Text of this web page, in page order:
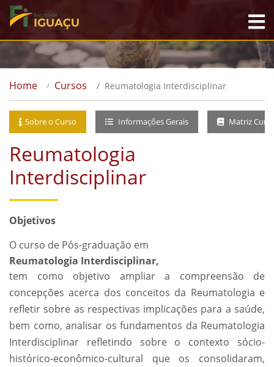
Home Cursos Reumatologia Interdisciplinar
Sobre o Curso Informações Gerais Matriz
Reumatologia
Interdisciplinar
Objetivos
O curso de Pós-graduação em
Reumatologia Interdisciplinar,
tem como objetivo ampliar a compreensão de
concepções acerca dos conceitos da Reumatologia e
refletir sobre as respectivas implicações para a saúde,
bem como, analisar os fundamentos da Reumatologia
Interdisciplinar refletindo sobre o contexto sócio-
histórico-econômico-cultural que os consolidaram,